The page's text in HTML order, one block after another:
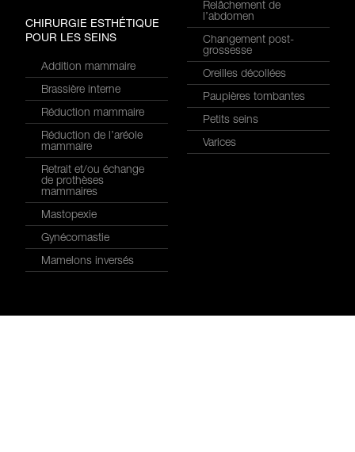
CHIRURGIE ESTHÉTIQUE
POUR LES SEINS
Addition mammaire
Brassière interne
Réduction mammaire
Réduction de l’aréole
mammaire
Retrait et/ou échange
de prothèses
mammaires
Mastopexie
Gynécomastie
Mamelons inversés
Relâchement de
l’abdomen
Changement post-
grossesse
Oreilles décollées
Paupières tombantes
Petits seins
Varices